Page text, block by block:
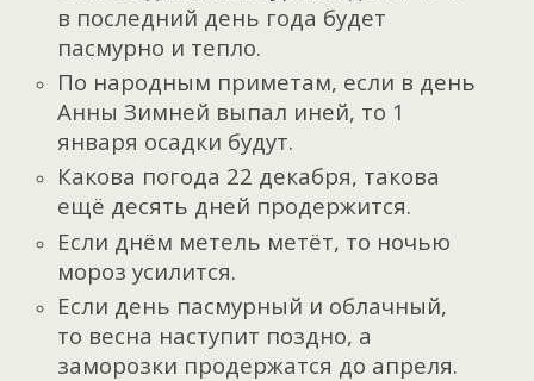
в последний день года будет
пасмурно и тепло.
По народным приметам, если в день
Анны Зимней выпал иней, то 1
января осадки будут.
Какова погода 22 декабря, такова
ещё десять дней продержится.
Если днём метель метёт, то ночью
мороз усилится.
Если день пасмурный и облачный,
то весна наступит поздно, а
заморозки продержатся до апреля.